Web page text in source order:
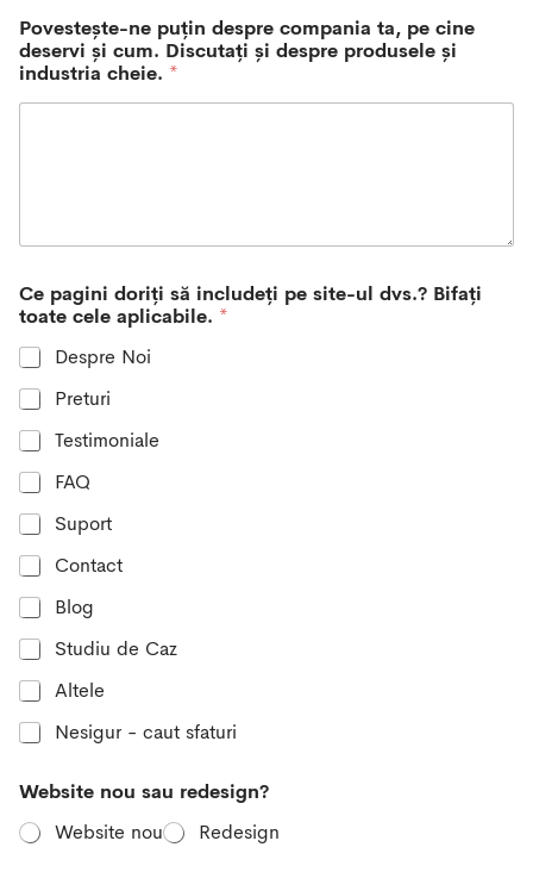
t
e
s
1
Povestește-ne puțin despre compania ta, pe cine
deservi și cum. Discutați și despre produsele și
industria cheie. *
Ce pagini doriți să includeți pe site-ul dvs.? Bifați
toate cele aplicabile. *
Despre Noi
Preturi
Testimoniale
FAQ
Suport
Contact
Blog
Studiu de Caz
Altele
Nesigur - caut sfaturi
â
n
ă
Website nou sau redesign?
Website nou
Redesign